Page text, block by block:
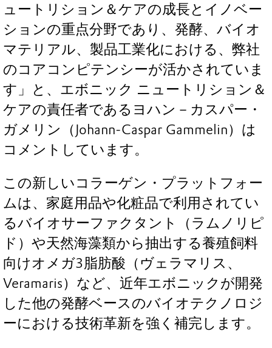
ュートリション＆ケアの成長とイノベー
ションの重点分野であり、発酵、バイオ
マテリアル、製品工業化における、弊社
のコアコンピテンシーが活かされていま
す」と、エボニック ニュートリション＆
ケアの責任者であるヨハン－カスパー・
ガメリン（Johann-Caspar Gammelin）は
コメントしています。
この新しいコラーゲン・プラットフォー
ムは、家庭用品や化粧品で利用されてい
るバイオサーファクタント（ラムノリピ
ド）や天然海藻類から抽出する養殖飼料
向けオメガ3脂肪酸（ヴェラマリス、
Veramaris）など、近年エボニックが開発
した他の発酵ベースのバイオテクノロジ
ーにおける技術革新を強く補完します。